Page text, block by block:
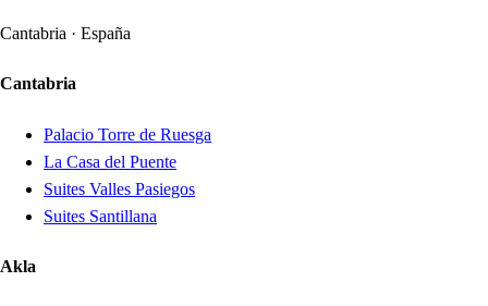
Cantabria · España
Cantabria
Palacio Torre de Ruesga
La Casa del Puente
Suites Valles Pasiegos
Suites Santillana
Akla